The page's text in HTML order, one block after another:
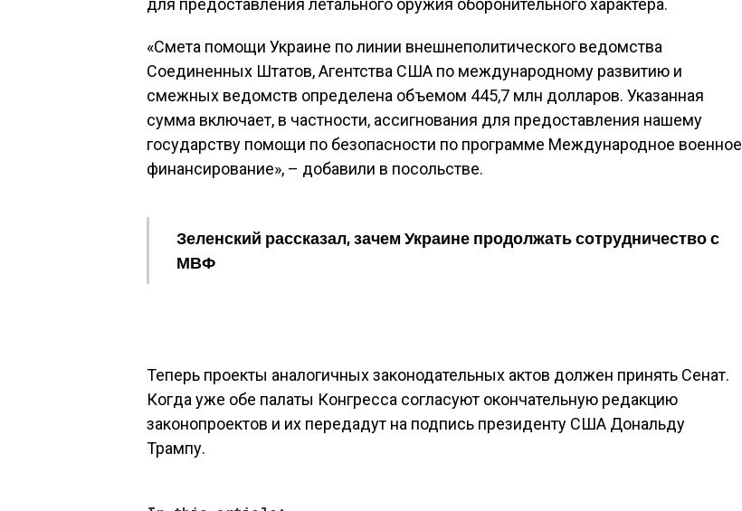
для предоставления летального оружия оборонительного характера.
«Смета помощи Украине по линии внешнеполитического ведомства
Соединенных Штатов, Агентства США по международному развитию и
смежных ведомств определена объемом 445,7 млн долларов. Указанная
сумма включает, в частности, ассигнования для предоставления нашему
государству помощи по безопасности по программе Международное военное
финансирование», – добавили в посольстве.
Зеленский рассказал, зачем Украине продолжать сотрудничество с
МВФ
Теперь проекты аналогичных законодательных актов должен принять Сенат.
Когда уже обе палаты Конгресса согласуют окончательную редакцию
законопроектов и их передадут на подпись президенту США Дональду
Трампу.